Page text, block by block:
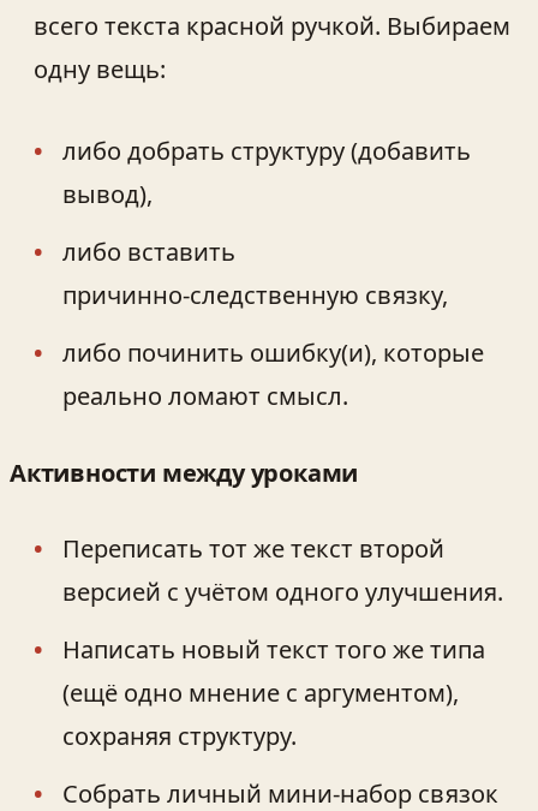
всего текста красной ручкой. Выбираем
одну вещь:
либо добрать структуру (добавить
вывод),
либо вставить
причинно‑следственную связку,
либо починить ошибку(и), которые
реально ломают смысл.
Активности между уроками
Переписать тот же текст второй
версией с учётом одного улучшения.
Написать новый текст того же типа
(ещё одно мнение с аргументом),
сохраняя структуру.
Собрать личный мини-набор связок